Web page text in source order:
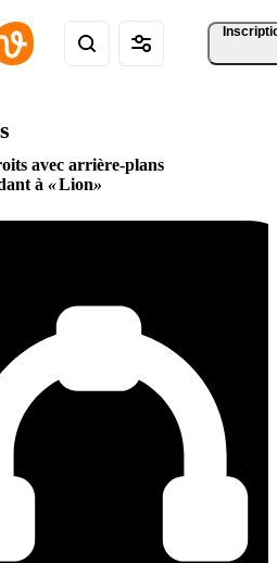
avec arrière-plans
à
Lion